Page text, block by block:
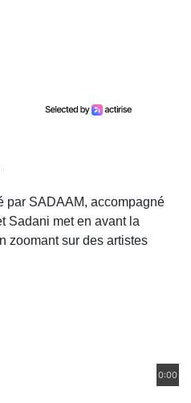
par SADAAM, accompagné
Sadani met en avant la
zoomant sur des artistes
0:00